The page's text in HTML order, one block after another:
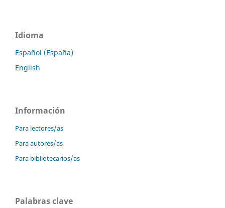
Idioma
Español (España)
English
Información
Para lectores/as
Para autores/as
Para bibliotecarios/as
Palabras clave